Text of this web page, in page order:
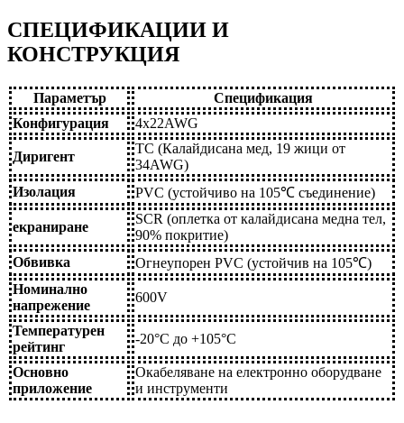
СПЕЦИФИКАЦИИ И
КОНСТРУКЦИЯ
Параметър
Спецификация
Конфигурация
4x22AWG
Диригент
TC (Калайдисана мед, 19 жици от
34AWG)
Изолация
PVC (устойчиво на 105℃ съединение)
екраниране
SCR (оплетка от калайдисана медна тел,
90% покритие)
Обвивка
Огнеупорен PVC (устойчив на 105℃)
Номинално
напрежение
600V
Температурен
рейтинг
-20°C до +105°C
Основно
приложение
Окабеляване на електронно оборудване
и инструменти